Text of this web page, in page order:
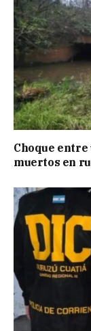
Choque entre
muertos en